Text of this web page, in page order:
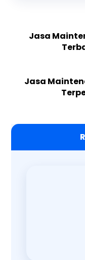
Jasa
Jasa